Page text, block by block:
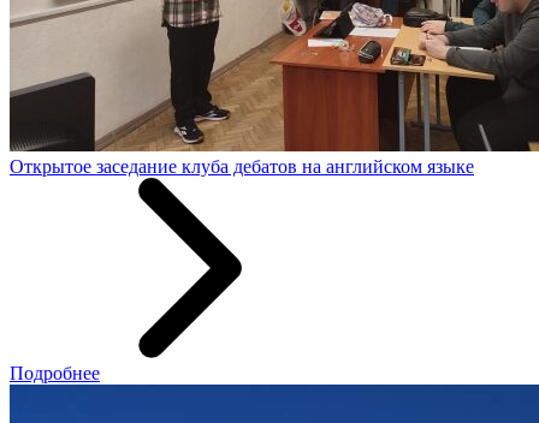
Открытое заседание клуба дебатов на английском языке
Подробнее